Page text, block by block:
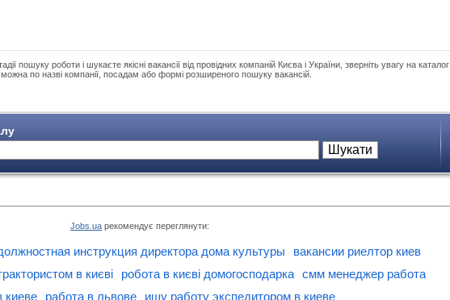
пошуку роботи і шукаєте якісні вакансії від провідних компаній Києва і України, зверніть увагу на каталог
по назві компанії, посадам або формі розширеного пошуку вакансій.
Jobs.ua рекомендує переглянути:
инструкция директора дома культуры
вакансии риелтор киев
в києві робота в києві домогосподарка смм менеджер работа
киеве
работа в львове ищу работу экспедитором в киеве